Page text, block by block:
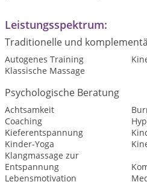
Leistungsspektrum:
Traditionelle und
Autogenes Training
Klassische Massage
Psychologische Beratung
Achtsamkeit
Coaching
Kieferentspannung
Kinder-Yoga
Klangmassage zur
Entspannung
Lebensmotivation